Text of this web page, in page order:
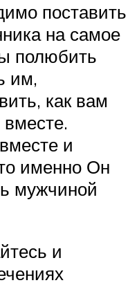
поставить
на самое
полюбить
им,
как вам
вместе.
и
именно Он
мужчиной
и